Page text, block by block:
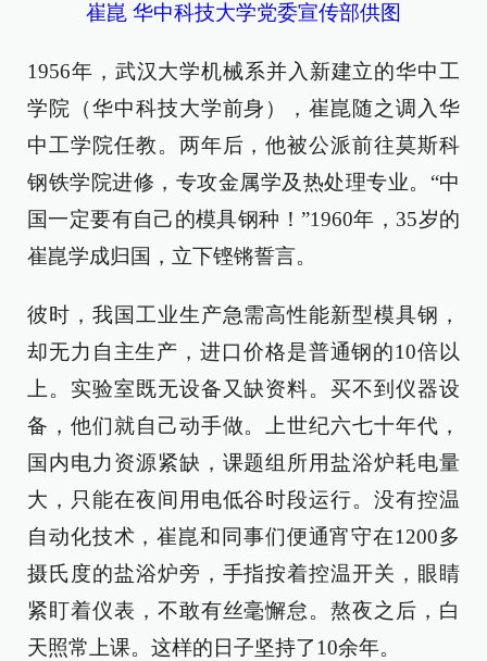
崔崑 华中科技大学党委宣传部供图
1956年，武汉大学机械系并入新建立的华中工
学院（华中科技大学前身），崔崑随之调入华
中工学院任教。两年后，他被公派前往莫斯科
钢铁学院进修，专攻金属学及热处理专业。“中
国一定要有自己的模具钢种！”1960年，35岁的
崔崑学成归国，立下铿锵誓言。
彼时，我国工业生产急需高性能新型模具钢，
却无力自主生产，进口价格是普通钢的10倍以
上。实验室既无设备又缺资料。买不到仪器设
备，他们就自己动手做。上世纪六七十年代，
国内电力资源紧缺，课题组所用盐浴炉耗电量
大，只能在夜间用电低谷时段运行。没有控温
自动化技术，崔崑和同事们便通宵守在1200多
摄氏度的盐浴炉旁，手指按着控温开关，眼睛
紧盯着仪表，不敢有丝毫懈怠。熬夜之后，白
天照常上课。这样的日子坚持了10余年。